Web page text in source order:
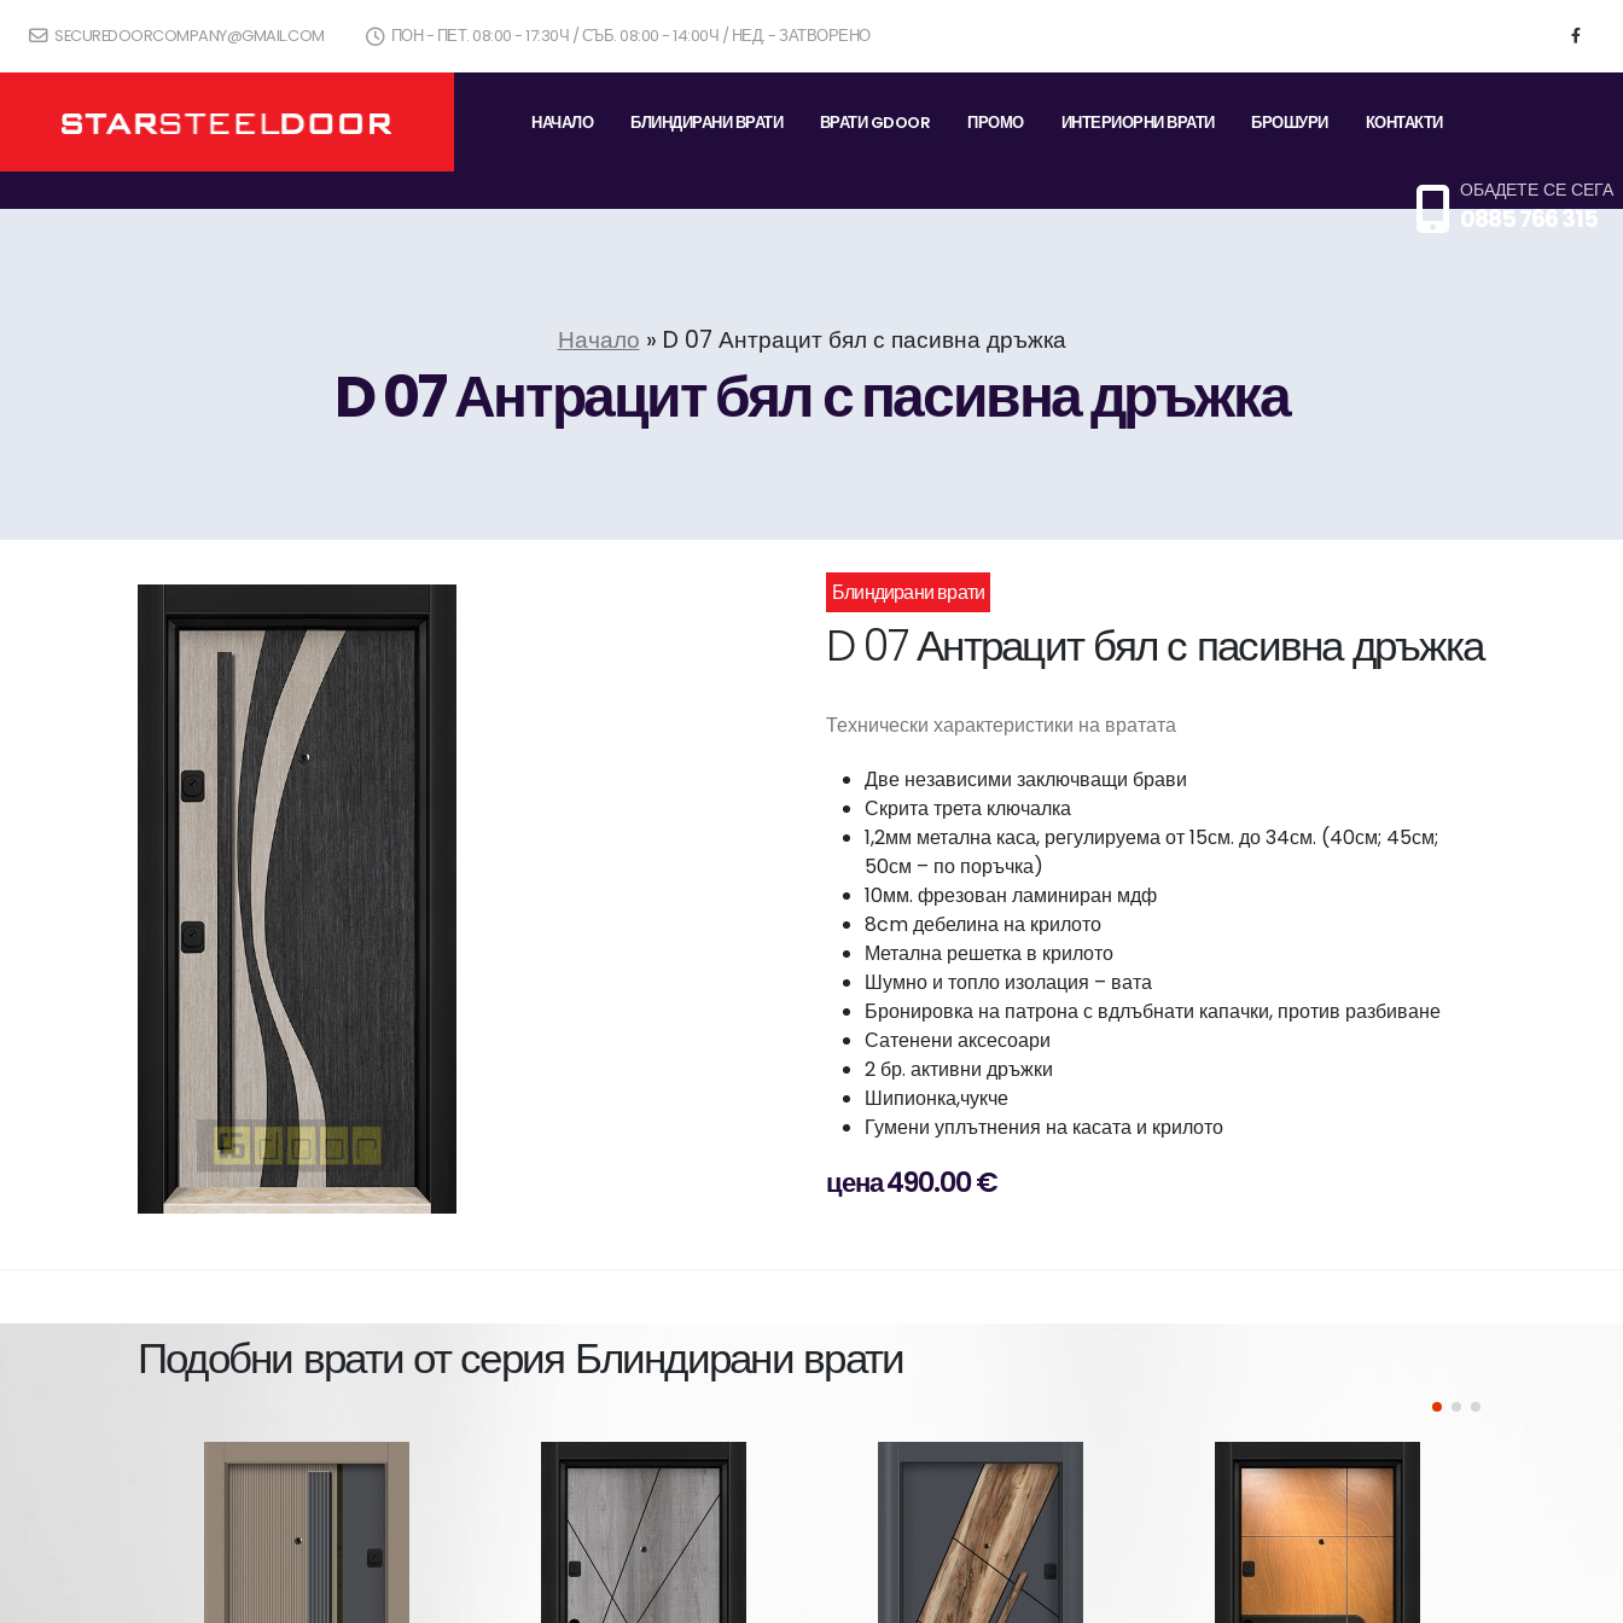
SECUREDOORCOMPANY@GMAIL.COM ПОН - ПЕТ. 08:00 - 17:30Ч / СЪБ. 08:00 - 14:00Ч / НЕД. - ЗАТВОРЕНО
НАЧАЛО БЛИНДИРАНИ ВРАТИ ВРАТИ GDOOR ПРОМО ИНТЕРИОРНИ ВРАТИ БРОШУРИ КОНТАКТИ
ОБАДЕТЕ СЕ СЕГА
0885 766 315
Начало » D 07 Антрацит бял с пасивна дръжка
D 07 Антрацит бял с пасивна дръжка
Блиндирани врати
D 07 Антрацит бял с пасивна дръжка
Технически характеристики на вратата
Две независими заключващи брави
Скрита трета ключалка
1,2мм метална каса, регулируема от 15см. до 34см. (40см; 45см;
50см – по поръчка)
10мм. фрезован ламиниран мдф
8cm дебелина на крилото
Метална решетка в крилото
Шумно и топло изолация – вата
Бронировка на патрона с вдлъбнати капачки, против разбиване
Сатенени аксесоари
2 бр. активни дръжки
Шипионка,чукче
Гумени уплътнения на касата и крилото
цена 490.00 €
Подобни врати от серия Блиндирани врати